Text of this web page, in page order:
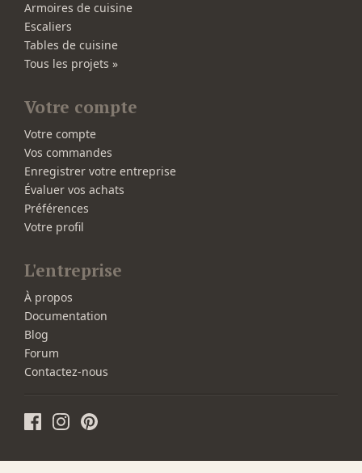
Armoires de cuisine
Escaliers
Tables de cuisine
Tous les projets »
Votre compte
Votre compte
Vos commandes
Enregistrer votre entreprise
Évaluer vos achats
Préférences
Votre profil
L'entreprise
À propos
Documentation
Blog
Forum
Contactez-nous